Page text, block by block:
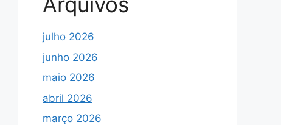
julho 2026
junho 2026
maio 2026
abril 2026
março 2026